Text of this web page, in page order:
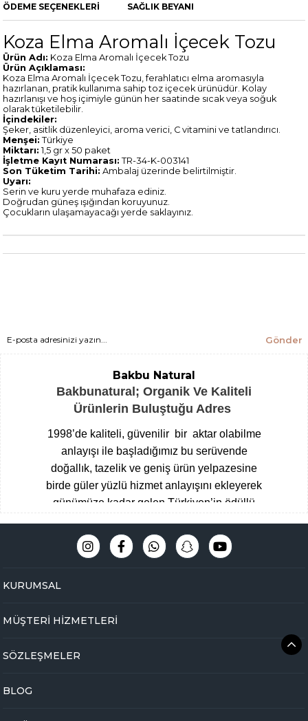
ÖDEME SEÇENEKLERI SAĞLIK BEYANI
Koza Elma Aromalı İçecek Tozu
Ürün Adı: Koza Elma Aromalı İçecek Tozu
Ürün Açıklaması:
Koza Elma Aromalı İçecek Tozu, ferahlatıcı elma aromasıyla
hazırlanan, pratik kullanıma sahip toz içecek ürünüdür. Kolay
hazırlanışı ve hoş içimiyle günün her saatinde sıcak veya soğuk
olarak tüketilebilir.
İçindekiler:
Şeker, asitlik düzenleyici, aroma verici, C vitamini ve tatlandırıcı.
Menşei: Türkiye
Miktarı: 1,5 gr x 50 paket
İşletme Kayıt Numarası: TR-34-K-003141
Son Tüketim Tarihi: Ambalaj üzerinde belirtilmiştir.
Uyarı:
Serin ve kuru yerde muhafaza ediniz.
Doğrudan güneş ışığından koruyunuz.
Çocukların ulaşamayacağı yerde saklayınız.
Gönder
Bakbu Natural
Bakbunatural; Organik Ve Kaliteli
Ürünlerin Buluştuğu Adres
1998’de kaliteli, güvenilir bir aktar olabilme
anlayışı ile başladığımız bu serüvende
doğallık, tazelik ve geniş ürün yelpazesine
birde güler yüzlü hizmet anlayışını ekleyerek
günümüze kadar gelen Türkiyen’in ödüllü
Baharatçısı, şimdide Bakbunatural ailesi
olarak online mağazamız ile hizmet
odaklı,eğitimli ve tecrübeli uzman kadromuz
planda tutarak Çengelköy mağazamızda
bakbunatural.com güvencesi ile devam
KURUMSAL
MÜŞTERİ HİZMETLERİ
SÖZLEŞMELER
BLOG